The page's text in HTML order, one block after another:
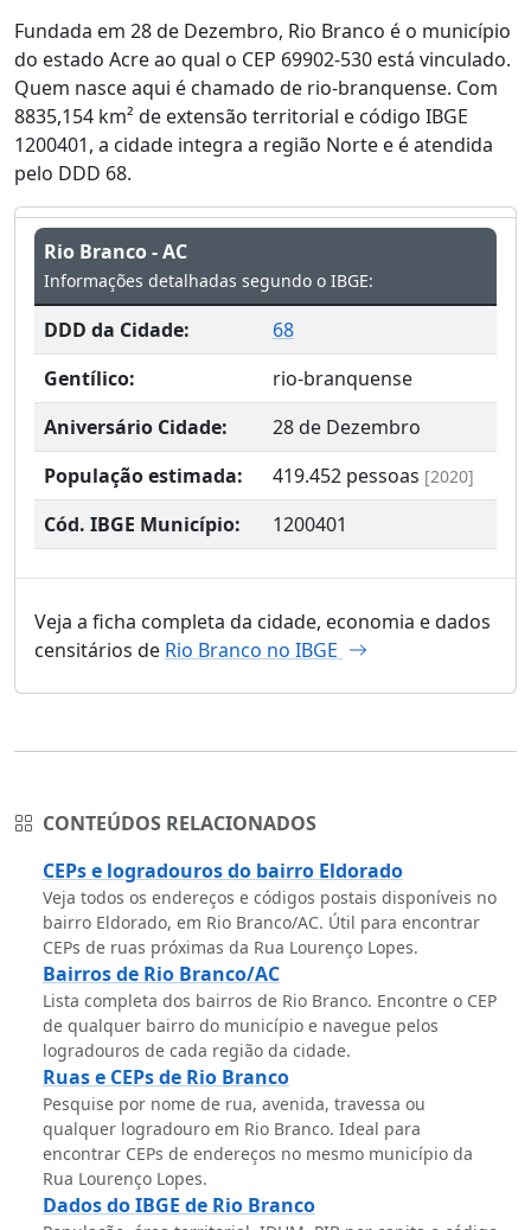
Fundada em 28 de Dezembro, Rio Branco é o município
do estado Acre ao qual o CEP 69902-530 está vinculado.
Quem nasce aqui é chamado de rio-branquense. Com
8835,154 km² de extensão territorial e código IBGE
1200401, a cidade integra a região Norte e é atendida
pelo DDD 68.
Rio Branco - AC
Informações detalhadas segundo o IBGE:
DDD da Cidade:
68
Gentílico:
rio-branquense
Aniversário Cidade:
28 de Dezembro
População estimada:
419.452 pessoas [2020]
Cód. IBGE Município: 1200401
Veja a ficha completa da cidade, economia e dados
censitários de Rio Branco no IBGE
CONTEÚDOS RELACIONADOS
CEPs e logradouros do bairro Eldorado
Veja todos os endereços e códigos postais disponíveis no
bairro Eldorado, em Rio Branco/AC. Útil para encontrar
CEPs de ruas próximas da Rua Lourenço Lopes.
Bairros de Rio Branco/AC
Lista completa dos bairros de Rio Branco. Encontre o CEP
de qualquer bairro do município e navegue pelos
logradouros de cada região da cidade.
Ruas e CEPs de Rio Branco
Pesquise por nome de rua, avenida, travessa ou
qualquer logradouro em Rio Branco. Ideal para
encontrar CEPs de endereços no mesmo município da
Rua Lourenço Lopes.
Dados do IBGE de Rio Branco